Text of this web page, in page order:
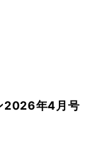
2026年4月号